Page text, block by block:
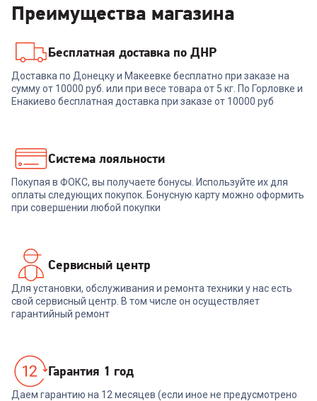
Посудомоечная машина
БИРЮСА DWC-506/5 W
21 999₽
В корзину
Преимущества магазина
Бесплатная доставка по ДНР
Доставка по Донецку и Макеевке бесплатно при заказе на
сумму от 10000 руб. или при весе товара от 5 кг. По Горловке и
Енакиево бесплатная доставка при заказе от 10000 руб
Система лояльности
Покупая в ФОКС, вы получаете бонусы. Используйте их для
оплаты следующих покупок. Бонусную карту можно оформить
при совершении любой покупки
Сервисный центр
Для установки, обслуживания и ремонта техники у нас есть
свой сервисный центр. В том числе он осуществляет
гарантийный ремонт
Гарантия 1 год
Даем гарантию на 12 месяцев (если иное не предусмотрено